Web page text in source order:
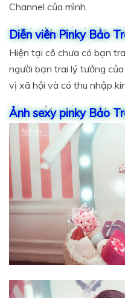
Channel của mình.
Diễn viên Pinky Bảo
Hiện tại cô chưa có bạn
người bạn trai lý tưởng
vị xã hội và có thu nhập
Ảnh sexy pinky Bảo